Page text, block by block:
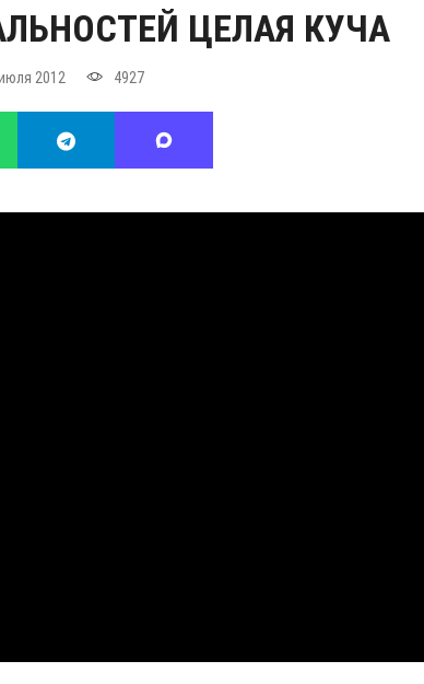
ЦЕЛАЯ КУЧА
2012 4927